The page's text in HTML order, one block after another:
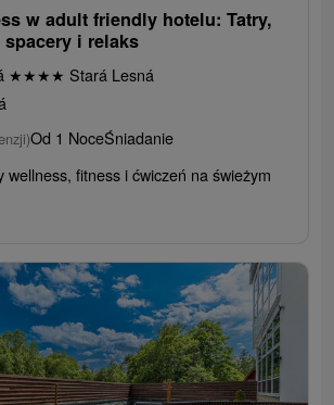
w adult friendly hotelu: Tatry,
i relaks
★★★★ Stará Lesná
Od 1 NoceŚniadanie
wellness, fitness i ćwiczeń na świeżym